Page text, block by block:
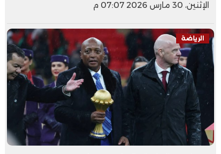
الإثنين، 30 مارس 2026 07:07 م
الرياضة